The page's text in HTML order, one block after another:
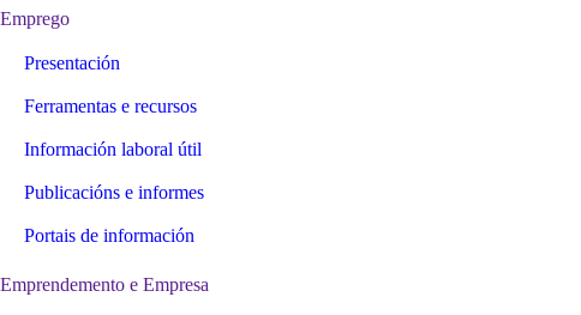
Emprego
Presentación
Ferramentas e recursos
Información laboral útil
Publicacións e informes
Portais de información
Emprendemento e Empresa